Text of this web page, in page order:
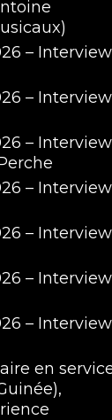
–
–
–
–
–
– Interview
–
en